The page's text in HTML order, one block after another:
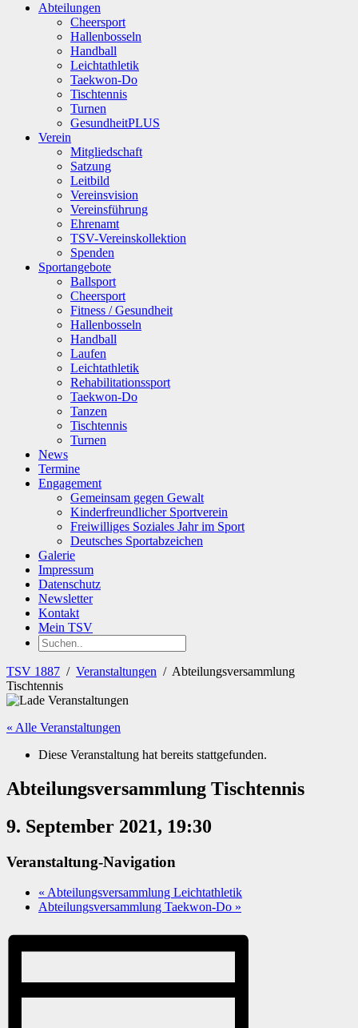
SuchenAbteilungen
Cheersport
Hallenbosseln
Handball
Leichtathletik
Taekwon-Do
Tischtennis
Turnen
GesundheitPLUS
Verein
Mitgliedschaft
Satzung
Leitbild
Vereinsvision
Vereinsführung
Ehrenamt
TSV-Vereinskollektion
Spenden
Sportangebote
Ballsport
Cheersport
Fitness / Gesundheit
Hallenbosseln
Handball
Laufen
Leichtathletik
Rehabilitationssport
Taekwon-Do
Tanzen
Tischtennis
Turnen
News
Termine
Engagement
Gemeinsam gegen Gewalt
Kinderfreundlicher Sportverein
Freiwilliges Soziales Jahr im Sport
Deutsches Sportabzeichen
Galerie
Impressum
Datenschutz
Newsletter
Kontakt
Mein TSV
TSV 1887 / Veranstaltungen / Abteilungsversammlung
Tischtennis
« Alle Veranstaltungen
Diese Veranstaltung hat bereits stattgefunden.
Abteilungsversammlung Tischtennis
9. September 2021, 19:30
Veranstaltung-Navigation
« Abteilungsversammlung Leichtathletik
Abteilungsversammlung Taekwon-Do »